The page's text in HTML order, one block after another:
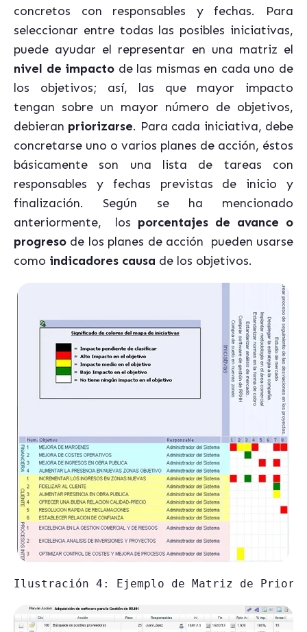
concretos con responsables y fechas. Para
seleccionar entre todas las posibles iniciativas,
puede ayudar el representar en una matriz el
nivel de impacto de las mismas en cada uno de
los objetivos; así, las que mayor impacto
tengan sobre un mayor número de objetivos,
debieran priorizarse. Para cada iniciativa, debe
concretarse uno o varios planes de acción, éstos
básicamente son una lista de tareas con
responsables y fechas previstas de inicio y
finalización. Según se ha mencionado
anteriormente, los porcentajes de avance o
progreso de los planes de acción pueden usarse
como indicadores causa de los objetivos.
Ilustración 4: Ejemplo de Matriz de